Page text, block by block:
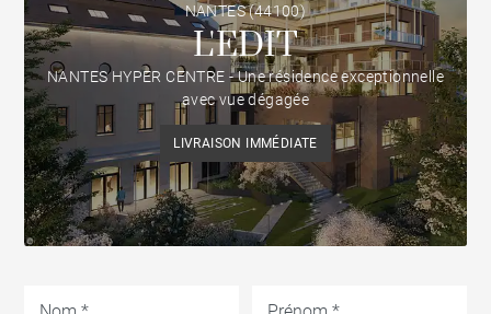
NANTES (44100)
L'EDIT
NANTES HYPER CENTRE - Une résidence exceptionnelle
avec vue dégagée
LIVRAISON IMMÉDIATE